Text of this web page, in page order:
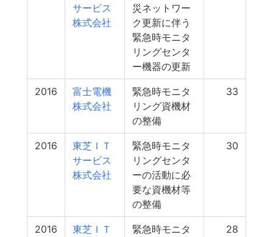
サービス
株式会社
災ネットワー
ク更新に伴う
緊急時モニタ
リングセンタ
ー機器の更新
2016
富士電機
株式会社
緊急時モニタ
リング資機材
の整備
33
2016
東芝ＩＴ
サービス
株式会社
緊急時モニタ
リングセンタ
ーの活動に必
要な資機材等
の整備
30
2016
東芝ＩＴ
緊急時モニタ
28